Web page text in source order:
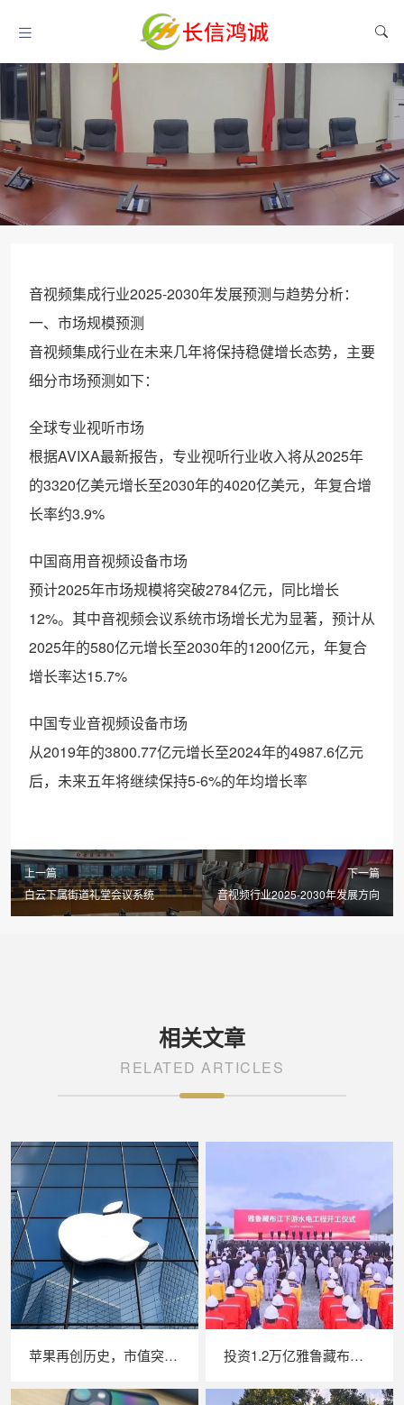
音视频集成行业2025-2030年发展预测与趋势分析：
一、市场规模预测
音视频集成行业在未来几年将保持稳健增长态势，主要
细分市场预测如下：
‌全球专业视听市场‌
根据AVIXA最新报告，专业视听行业收入将从2025年
的3320亿美元增长至2030年的4020亿美元，年复合增
长率约3.9%
‌中国商用音视频设备市场‌
预计2025年市场规模将突破2784亿元，同比增长
12%。其中音视频会议系统市场增长尤为显著，预计从
2025年的580亿元增长至2030年的1200亿元，年复合
增长率达15.7%
‌中国专业音视频设备市场‌
从2019年的3800.77亿元增长至2024年的4987.6亿元
后，未来五年将继续保持5-6%的年均增长率
上一篇
白云下属街道礼堂会议系统
下一篇
音视频行业2025-2030年发展方向
相关文章
RELATED ARTICLES
苹果再创历史，市值突破 3 万亿美元大关，总市值为 3.189 万亿美元。 投资1.2万亿雅鲁藏布江下游水电工程-中国最大的水电站开工建设